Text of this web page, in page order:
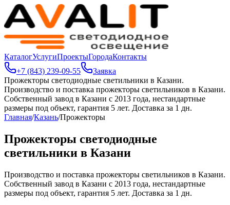
КаталогУслугиПроектыГородаКонтакты
+7 (843) 239-09-55
Заявка
Прожекторы светодиодные светильники в Казани.
Производство и поставка прожекторы светильников в Казани.
Собственный завод в Казани с 2013 года, нестандартные
размеры под объект, гарантия 5 лет. Доставка за 1 дн.
Главная/Казань/Прожекторы
Прожекторы светодиодные
светильники в Казани
Производство и поставка прожекторы светильников в Казани.
Собственный завод в Казани с 2013 года, нестандартные
размеры под объект, гарантия 5 лет. Доставка за 1 дн.